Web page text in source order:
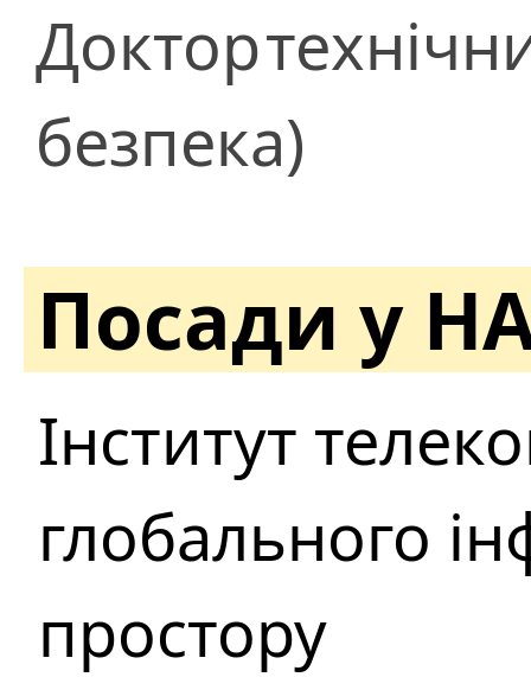
Доктор
безпека)
Посади у
Інститут
глобального
простору